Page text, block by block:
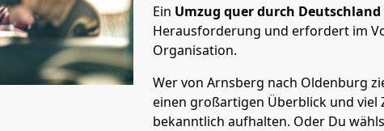
Ein Umzug quer durch Deutschland
Herausforderung und erfordert im
Organisation.
Wer von Arnsberg nach Oldenburg
einen großartigen Überblick und viel
bekanntlich aufhalten. Oder Du